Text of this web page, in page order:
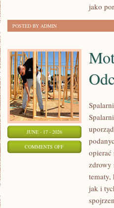
jako
POSTED BY ADMIN
JUNE - 17 - 2026
COMMENTS OFFON
MOTYWACJA
opierać
zdrowy
tematy,
jak i